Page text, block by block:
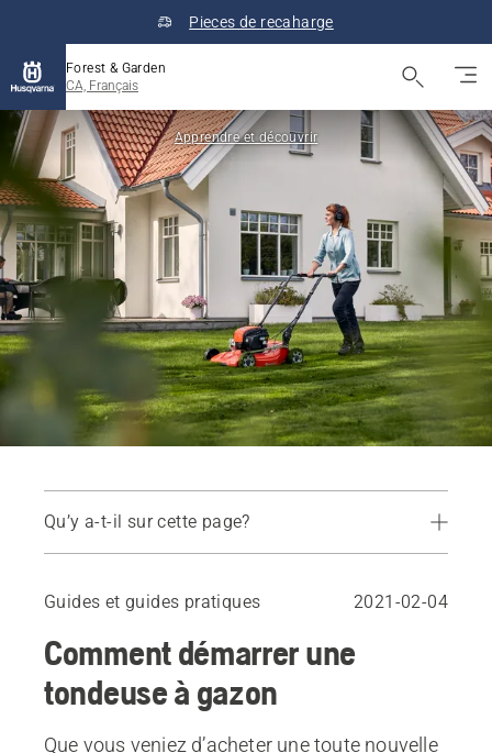
Pieces de recaharge
Forest & Garden
CA, Français
Apprendre et découvrir
Qu’y a-t-il sur cette page?
Affûter les lames
Remplir la tondeuse de carburant et d’huile
Remplacer la bougie d’allumage
Nettoyer le carburateur
Guides et guides pratiques 2021-02-04
Comment démarrer une
tondeuse à gazon
Que vous veniez d’acheter une toute nouvelle